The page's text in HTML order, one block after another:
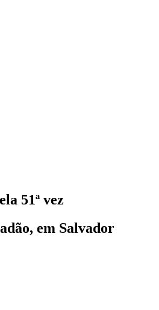
51ª vez
em Salvador